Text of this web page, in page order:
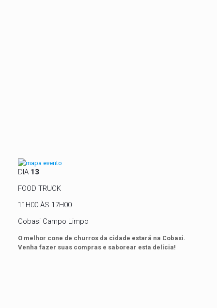
DIA 13
FOOD TRUCK
11H00 ÀS 17H00
Cobasi Campo Limpo
O melhor cone de churros da cidade estará na Cobasi.
Venha fazer suas compras e saborear esta delícia!